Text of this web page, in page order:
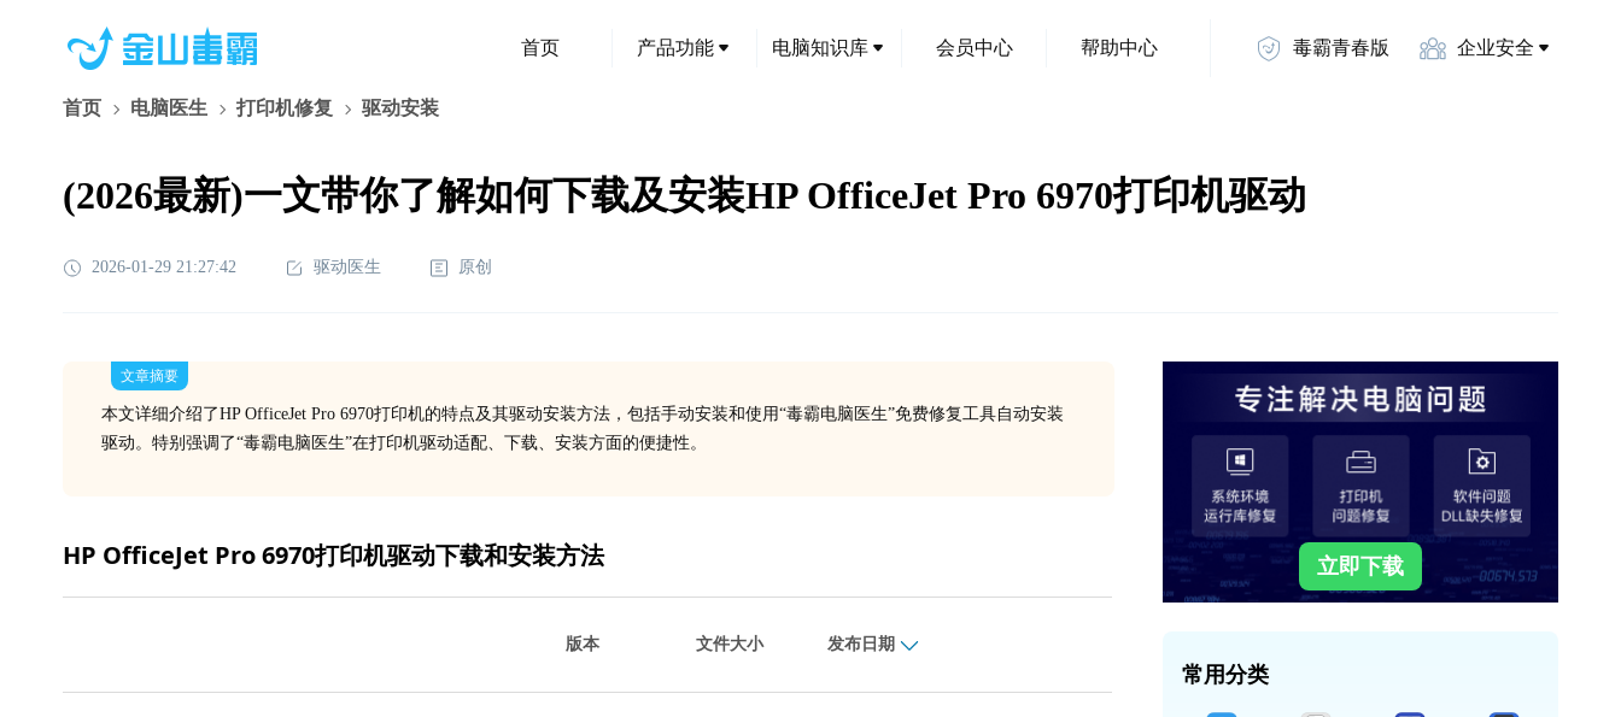
首页 产品功能 电脑知识库 会员中心 帮助中心 毒霸青春版 企业安全
首页 电脑医生 打印机修复 驱动安装
(2026最新)一文带你了解如何下载及安装HP OfficeJet Pro 6970打印机驱动
2026-01-29 21:27:42 驱动医生 原创
文章摘要
本文详细介绍了HP OfficeJet Pro 6970打印机的特点及其驱动安装方法，包括手动安装和使用“毒霸电脑医生”免费修复工具自动安装
驱动。特别强调了“毒霸电脑医生”在打印机驱动适配、下载、安装方面的便捷性。
HP OfficeJet Pro 6970打印机驱动下载和安装方法
版本 文件大小 发布日期
立即下载
常用分类